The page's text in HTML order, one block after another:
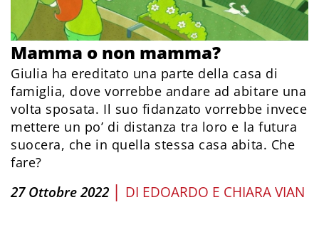
Mamma o non mamma?
Giulia ha ereditato una parte della casa di
famiglia, dove vorrebbe andare ad abitare una
volta sposata. Il suo fidanzato vorrebbe invece
mettere un po’ di distanza tra loro e la futura
suocera, che in quella stessa casa abita. Che
fare?
27 Ottobre 2022 | DI EDOARDO E CHIARA VIAN